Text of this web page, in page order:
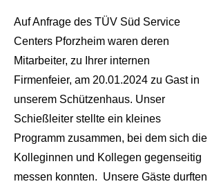
Auf Anfrage des TÜV Süd Service
Centers Pforzheim waren deren
Mitarbeiter, zu Ihrer internen
Firmenfeier, am 20.01.2024 zu Gast in
unserem Schützenhaus. Unser
Schießleiter stellte ein kleines
Programm zusammen, bei dem sich die
Kolleginnen und Kollegen gegenseitig
messen konnten. Unsere Gäste durften